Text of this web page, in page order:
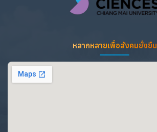
หลากหลายเพื่อสังคมยั่งยืน